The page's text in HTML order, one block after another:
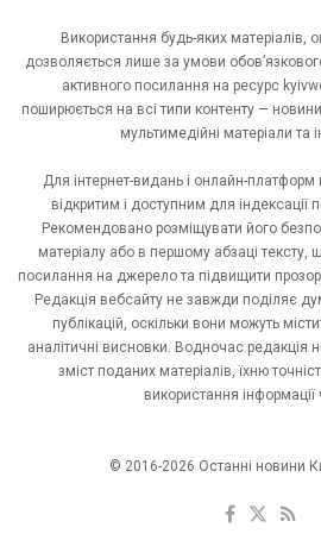
Використання будь-яких матеріалів,
дозволяється лише за умови
активного посилання на ресурс
поширюється на всі типи контенту — новини,
мультимедійні матеріали та
Для інтернет-видань і онлайн-платформ
відкритим і доступним для
Рекомендовано розміщувати його
матеріалу або в першому абзаці тексту,
посилання на джерело та підвищити
Редакція вебсайту не завжди поділяє
публікацій, оскільки вони можуть
аналітичні висновки. Водночас редакція
зміст поданих матеріалів, їхню
використання
© 2016-2026 Останні новини